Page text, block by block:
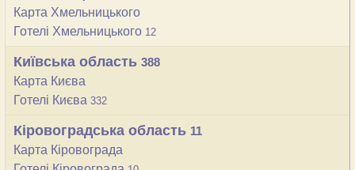
Карта Хмельницького
Готелі Хмельницького 12
Київська область 388
Карта Києва
Готелі Києва 332
Кіровоградcька область 11
Карта Кіровограда